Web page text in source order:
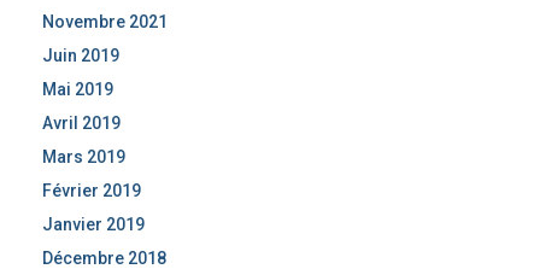
Novembre 2021
Juin 2019
Mai 2019
Avril 2019
Mars 2019
Février 2019
Janvier 2019
Décembre 2018